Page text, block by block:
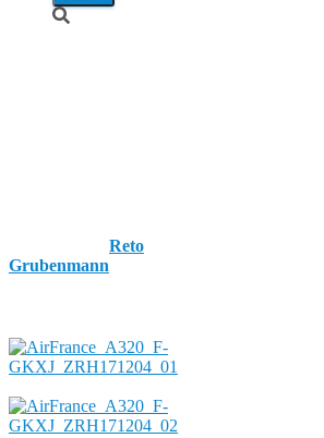
Reto
Grubenmann